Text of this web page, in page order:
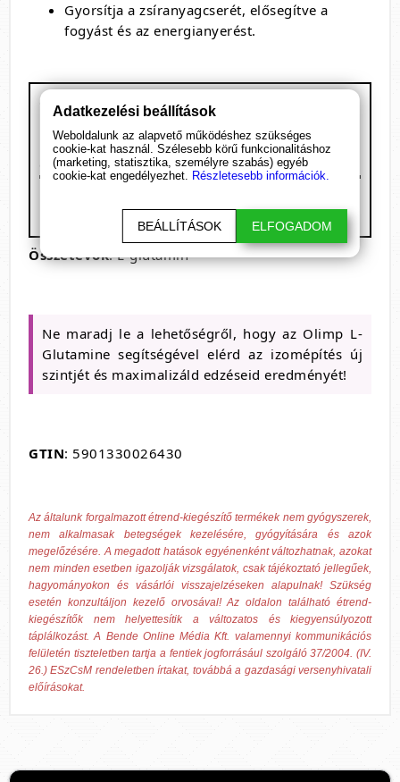
Gyorsítja a zsíranyagcserét, elősegítve a
fogyást és az energianyerést.
Olimp L-Glutamine
1 adag: 4 g
62 adagot tartalmaz
4 g
Összetevők: L-glutamin
Ne maradj le a lehetőségről, hogy az Olimp L-
Glutamine segítségével elérd az izomépítés új
szintjét és maximalizáld edzéseid eredményét!
GTIN: 5901330026430
Az általunk forgalmazott étrend-kiegészítő termékek nem gyógyszerek,
nem alkalmasak betegségek kezelésére, gyógyítására és azok
megelőzésére. A megadott hatások egyénenként változhatnak, azokat
nem minden esetben igazolják vizsgálatok, csak tájékoztató jellegűek,
hagyományokon és vásárlói visszajelzéseken alapulnak! Szükség
esetén konzultáljon kezelő orvosával! Az oldalon található étrend-
kiegészítők nem helyettesítik a változatos és kiegyensúlyozott
táplálkozást. A Bende Online Média Kft. valamennyi kommunikációs
felületén tiszteletben tartja a fentiek jogforrásául szolgáló 37/2004. (IV.
26.) ESzCsM rendeletben írtakat, továbbá a gazdasági versenyhivatali
előírásokat.
Adatkezelési beállítások
Weboldalunk az alapvető működéshez szükséges
cookie-kat használ. Szélesebb körű funkcionalitáshoz
(marketing, statisztika, személyre szabás) egyéb
cookie-kat engedélyezhet. Részletesebb információk.
BEÁLLÍTÁSOK ELFOGADOM